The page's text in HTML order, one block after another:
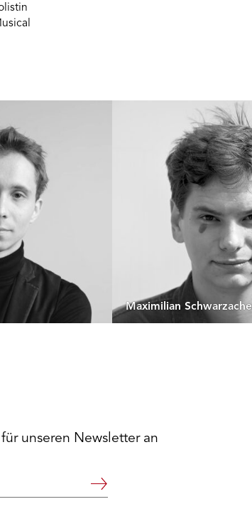
Maximilian
unseren Newsletter an
Weiter